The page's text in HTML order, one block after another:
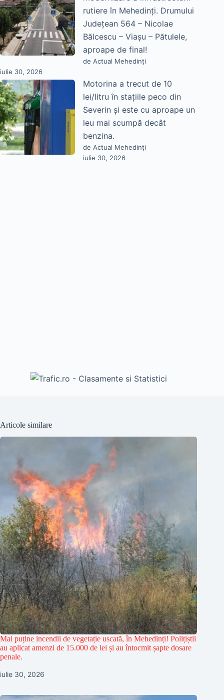
rutiere în Mehedinți. Drumului
Județean 564 – Nicolae
Bălcescu – Viașu – Pătulele,
aproape de final!
de Actual Mehedinți
iulie 30, 2026
Motorina a trecut de 10
lei/litru în stațiile peco din
Severin și este cu aproape un
leu mai scumpă decât
benzina.
de Actual Mehedinți
iulie 30, 2026
Articole similare
Mai puține incendii de vegetație uscată, în Mehedinți! Polițiștii
au aplicat amenzi de 15.000 de lei și au întocmit șapte dosare
penale.
iulie 30, 2026